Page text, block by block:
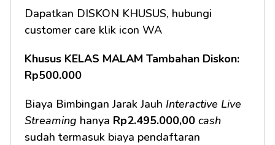
Dapatkan DISKON KHUSUS, hubungi
customer care klik icon WA
Khusus KELAS MALAM Tambahan Diskon:
Rp500.000
Biaya Bimbingan Jarak Jauh Interactive Live
Streaming hanya Rp2.495.000,00 cash
sudah termasuk biaya pendaftaran